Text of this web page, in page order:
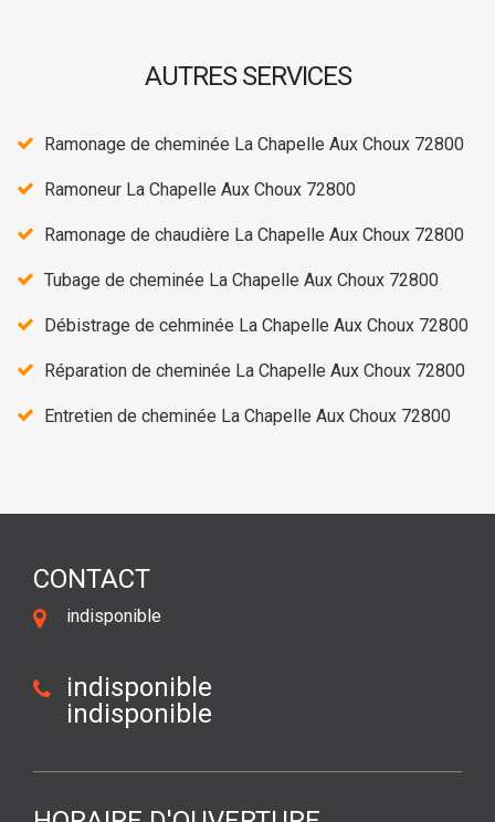
AUTRES SERVICES
Ramonage de cheminée La Chapelle Aux Choux 72800
Ramoneur La Chapelle Aux Choux 72800
Ramonage de chaudière La Chapelle Aux Choux 72800
Tubage de cheminée La Chapelle Aux Choux 72800
Débistrage de cehminée La Chapelle Aux Choux 72800
Réparation de cheminée La Chapelle Aux Choux 72800
Entretien de cheminée La Chapelle Aux Choux 72800
CONTACT
indisponible
indisponible
indisponible